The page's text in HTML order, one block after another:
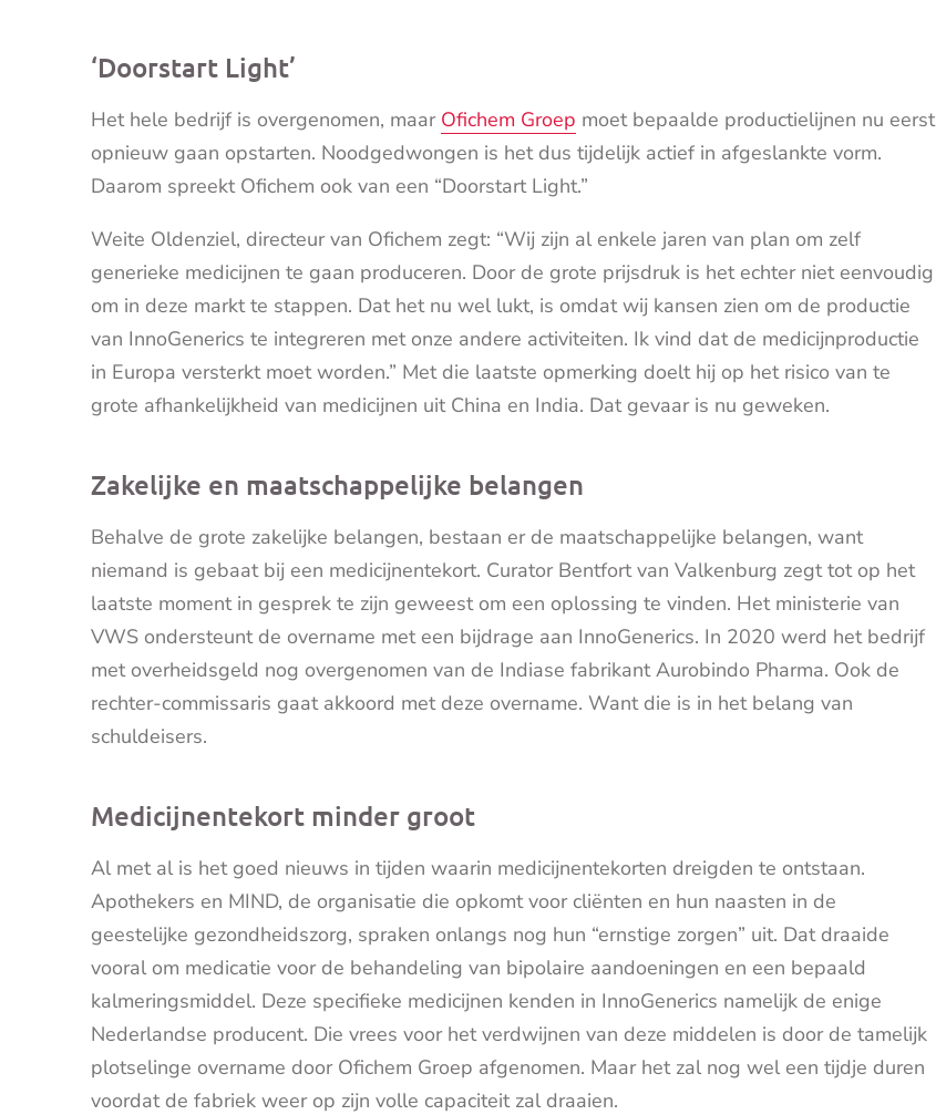
‘Doorstart Light’
Het hele bedrijf is overgenomen, maar Ofichem Groep moet bepaalde productielijnen nu eerst
opnieuw gaan opstarten. Noodgedwongen is het dus tijdelijk actief in afgeslankte vorm.
Daarom spreekt Ofichem ook van een “Doorstart Light.”
Weite Oldenziel, directeur van Ofichem zegt: “Wij zijn al enkele jaren van plan om zelf
generieke medicijnen te gaan produceren. Door de grote prijsdruk is het echter niet eenvoudig
om in deze markt te stappen. Dat het nu wel lukt, is omdat wij kansen zien om de productie
van InnoGenerics te integreren met onze andere activiteiten. Ik vind dat de medicijnproductie
in Europa versterkt moet worden.” Met die laatste opmerking doelt hij op het risico van te
grote afhankelijkheid van medicijnen uit China en India. Dat gevaar is nu geweken.
Zakelijke en maatschappelijke belangen
Behalve de grote zakelijke belangen, bestaan er de maatschappelijke belangen, want
niemand is gebaat bij een medicijnentekort. Curator Bentfort van Valkenburg zegt tot op het
laatste moment in gesprek te zijn geweest om een oplossing te vinden. Het ministerie van
VWS ondersteunt de overname met een bijdrage aan InnoGenerics. In 2020 werd het bedrijf
met overheidsgeld nog overgenomen van de Indiase fabrikant Aurobindo Pharma. Ook de
rechter-commissaris gaat akkoord met deze overname. Want die is in het belang van
schuldeisers.
Medicijnentekort minder groot
Al met al is het goed nieuws in tijden waarin medicijnentekorten dreigden te ontstaan.
Apothekers en MIND, de organisatie die opkomt voor cliënten en hun naasten in de
geestelijke gezondheidszorg, spraken onlangs nog hun “ernstige zorgen” uit. Dat draaide
vooral om medicatie voor de behandeling van bipolaire aandoeningen en een bepaald
kalmeringsmiddel. Deze specifieke medicijnen kenden in InnoGenerics namelijk de enige
Nederlandse producent. Die vrees voor het verdwijnen van deze middelen is door de tamelijk
plotselinge overname door Ofichem Groep afgenomen. Maar het zal nog wel een tijdje duren
voordat de fabriek weer op zijn volle capaciteit zal draaien.